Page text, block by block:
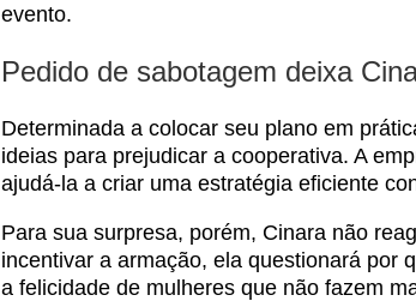
evento.
Pedido de sabotagem deixa
Determinada a colocar seu plano em
ideias para prejudicar a cooperativa. A
ajudá-la a criar uma estratégia eficiente
Para sua surpresa, porém, Cinara não
incentivar a armação, ela questionará por
a felicidade de mulheres que não fazem